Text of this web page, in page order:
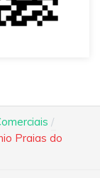
Praias do